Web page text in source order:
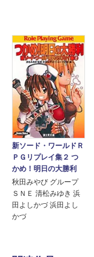
新ソード・ワールドＲ
ＰＧリプレイ集２ つ
かめ！明日の大勝利
秋田みやび グループ
ＳＮＥ 清松みゆき 浜
田よしかづ 浜田よし
かづ